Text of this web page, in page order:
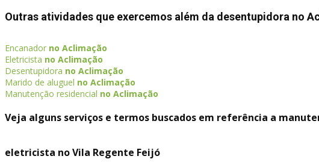
Outras atividades que exercemos além da desentupidora no
Encanador no Aclimação
Eletricista no Aclimação
Desentupidora no Aclimação
Marido de aluguel no Aclimação
Manutenção residencial no Aclimação
Veja alguns serviços e termos buscados em referência a
eletricista no Vila Regente Feijó